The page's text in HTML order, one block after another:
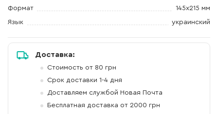
Формат 145х215 мм
Язык украинский
Доставка:
Стоимость от 80 грн
Срок доставки 1-4 дня
Доставляем службой Новая Почта
Бесплатная доставка от 2000 грн